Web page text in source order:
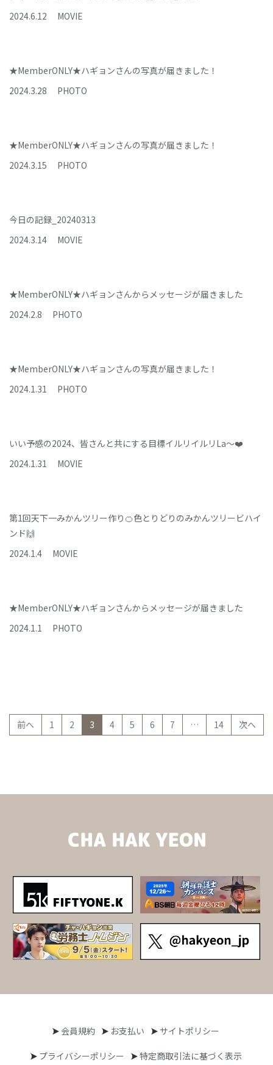
2024.6.12 MOVIE
★MemberONLY★ハギョンさんの写真が届きました！
2024.3.28 PHOTO
★MemberONLY★ハギョンさんの写真が届きました！
2024.3.15 PHOTO
今日の記録_20240313
2024.3.14 MOVIE
★MemberONLY★ハギョンさんからメッセージが届きました
2024.2.8 PHOTO
★MemberONLY★ハギョンさんの写真が届きました！
2024.1.31 PHOTO
いい予感の2024、皆さんと共にする目標イルリイルリLa～❤️
2024.1.31 MOVIE
第1回天下一みかんツリー作り🍊色とりどりのみかんツリービハイ
ンド🙌
2024.1.4 MOVIE
★MemberONLY★ハギョンさんからメッセージが届きました
2024.1.1 PHOTO
前へ 1 2 3 (current)
4 5 6 7 … 14 次へ
会員規約 お支払い サイトポリシー
プライバシーポリシー 特定商取引法に基づく表示